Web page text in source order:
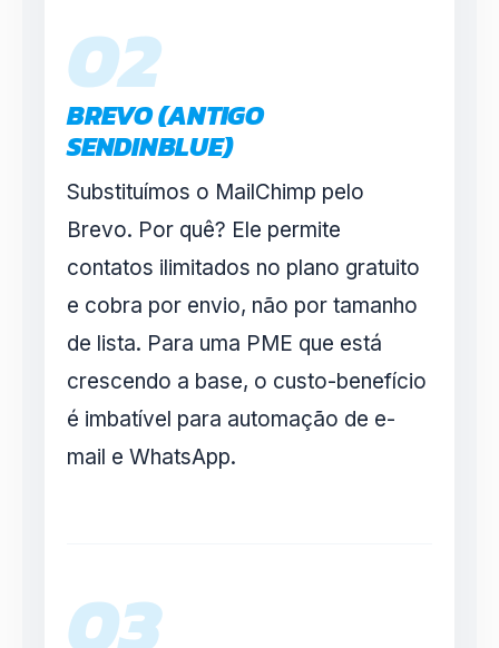
02
BREVO (ANTIGO
SENDINBLUE)
Substituímos o MailChimp pelo
Brevo. Por quê? Ele permite
contatos ilimitados no plano gratuito
e cobra por envio, não por tamanho
de lista. Para uma PME que está
crescendo a base, o custo-benefício
é imbatível para automação de e-
mail e WhatsApp.